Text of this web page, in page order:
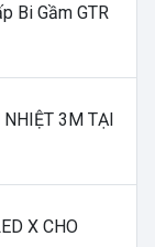
Bi Gầm GTR
3M TẠI
X CHO